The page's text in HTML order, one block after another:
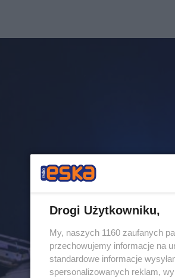
Drogi Użytkowniku,
My, naszych 1160 zaufanych
przechowujemy informacje na
standardowe informacje
spersonalizowanych reklam,